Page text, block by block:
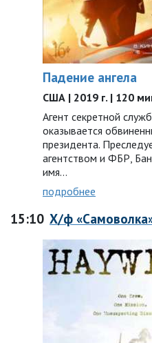
Падение ангела
США | 2019 г. | 120
Агент секретной
оказывается
президента.
агентством и ФБР,
имя…
подробнее
15:10 Х/ф